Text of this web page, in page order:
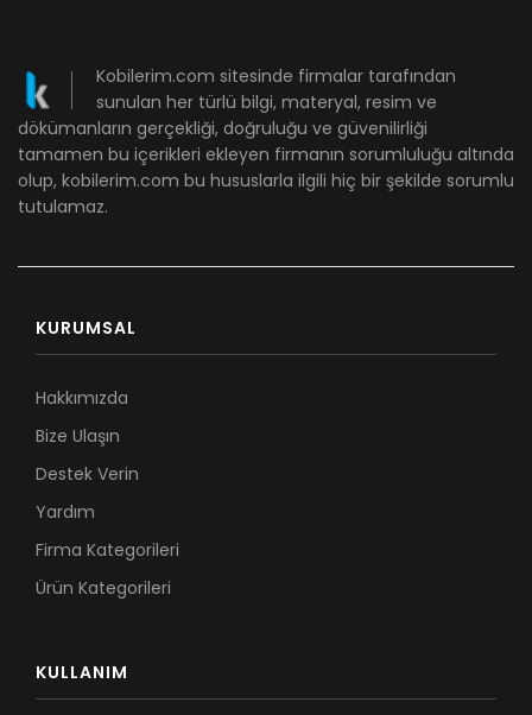
Kobilerim.com sitesinde firmalar tarafından
sunulan her türlü bilgi, materyal, resim ve
dökümanların gerçekliği, doğruluğu ve güvenilirliği
tamamen bu içerikleri ekleyen firmanın sorumluluğu altında
olup, kobilerim.com bu hususlarla ilgili hiç bir şekilde sorumlu
tutulamaz.
KURUMSAL
Hakkımızda
Bize Ulaşın
Destek Verin
Yardım
Firma Kategorileri
Ürün Kategorileri
KULLANIM